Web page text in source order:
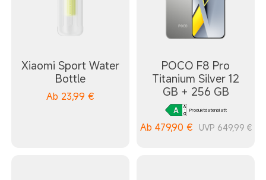
Xiaomi Sport Water
Bottle
Ab 23,99 €
POCO F8 Pro
Titanium Silver 12
GB + 256 GB
Produktdatenblatt
Ab 479,90 € UVP 649,99 €